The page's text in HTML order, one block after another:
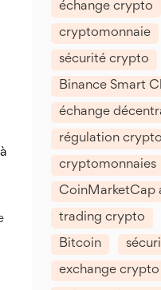
échange crypto
cryptomonnaie
sécurité crypto
Binance Smart
échange
régulation crypto
cryptomonnaies
CoinMarketCap
trading crypto
Bitcoin
exchange crypto